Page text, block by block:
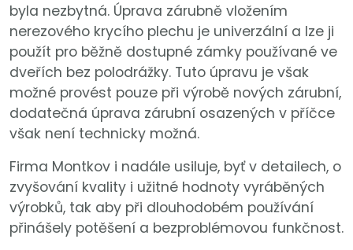
byla nezbytná. Úprava zárubně vložením
nerezového krycího plechu je univerzální a lze ji
použít pro běžně dostupné zámky používané ve
dveřích bez polodrážky. Tuto úpravu je však
možné provést pouze při výrobě nových zárubní,
dodatečná úprava zárubní osazených v příčce
však není technicky možná.
Firma Montkov i nadále usiluje, byť v detailech, o
zvyšování kvality i užitné hodnoty vyráběných
výrobků, tak aby při dlouhodobém používání
přinášely potěšení a bezproblémovou funkčnost.